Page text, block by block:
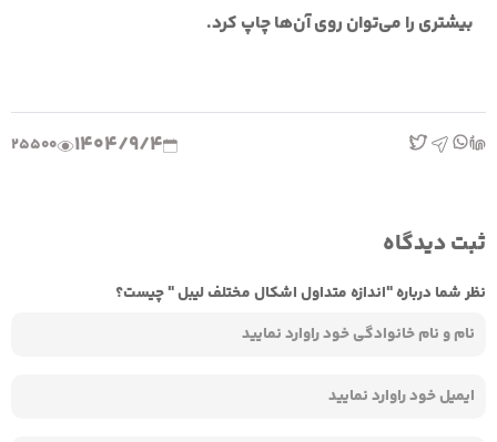
بیشتری را می‌توان روی آن‌ها چاپ کرد.
1404/9/4
25500
ثبت دیدگاه
نظر شما درباره "اندازه متداول اشکال مختلف لیبل " چیست؟